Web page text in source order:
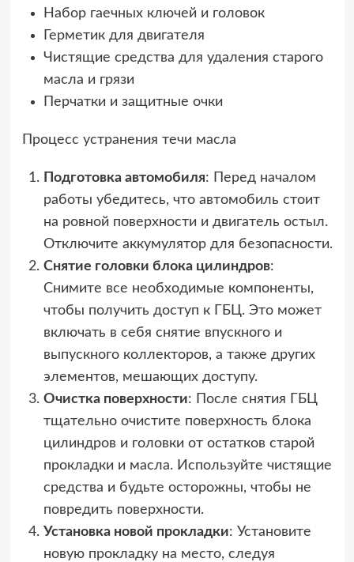
Набор гаечных ключей и головок
Герметик для двигателя
Чистящие средства для удаления старого
масла и грязи
Перчатки и защитные очки
Процесс устранения течи масла
Подготовка автомобиля: Перед началом
работы убедитесь, что автомобиль стоит
на ровной поверхности и двигатель остыл.
Отключите аккумулятор для безопасности.
Снятие головки блока цилиндров:
Снимите все необходимые компоненты,
чтобы получить доступ к ГБЦ. Это может
включать в себя снятие впускного и
выпускного коллекторов, а также других
элементов, мешающих доступу.
Очистка поверхности: После снятия ГБЦ
тщательно очистите поверхность блока
цилиндров и головки от остатков старой
прокладки и масла. Используйте чистящие
средства и будьте осторожны, чтобы не
повредить поверхности.
Установка новой прокладки: Установите
новую прокладку на место, следуя